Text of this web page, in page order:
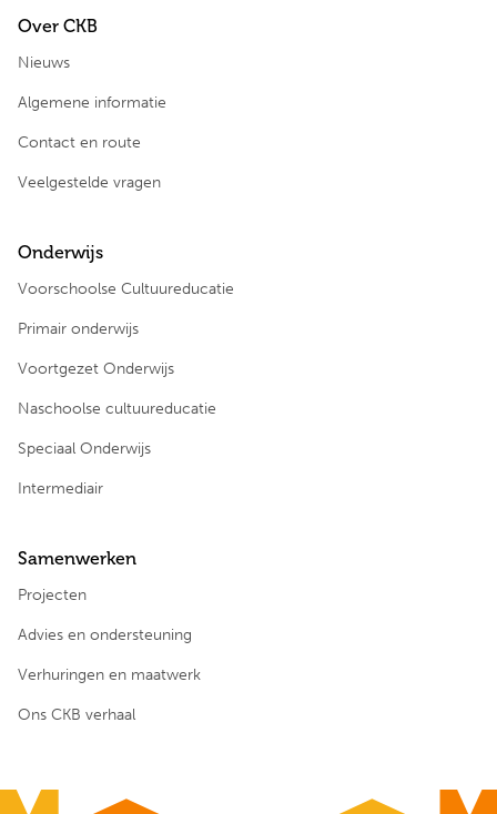
Over CKB
Nieuws
Algemene informatie
Contact en route
Veelgestelde vragen
Onderwijs
Voorschoolse Cultuureducatie
Primair onderwijs
Voortgezet Onderwijs
Naschoolse cultuureducatie
Speciaal Onderwijs
Intermediair
Samenwerken
Projecten
Advies en ondersteuning
Verhuringen en maatwerk
Ons CKB verhaal